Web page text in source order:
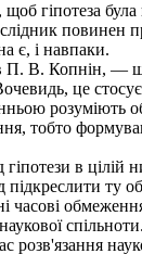
гіпотеза
повинен
є, і навпаки.
П. В. Копнін, —
це
розуміють
тобто
в цілій
ту
часові